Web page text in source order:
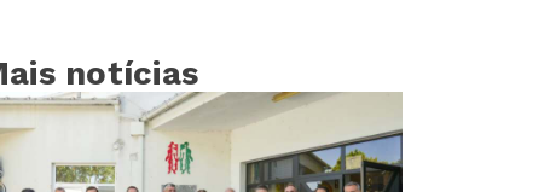
notícias